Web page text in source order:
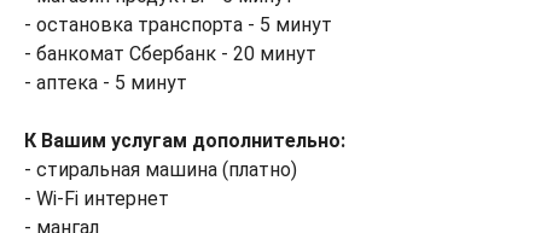
- остановка транспорта - 5 минут
- банкомат Сбербанк - 20 минут
- аптека - 5 минут
К Вашим услугам дополнительно:
- стиральная машина (платно)
- Wi-Fi интернет
- мангал